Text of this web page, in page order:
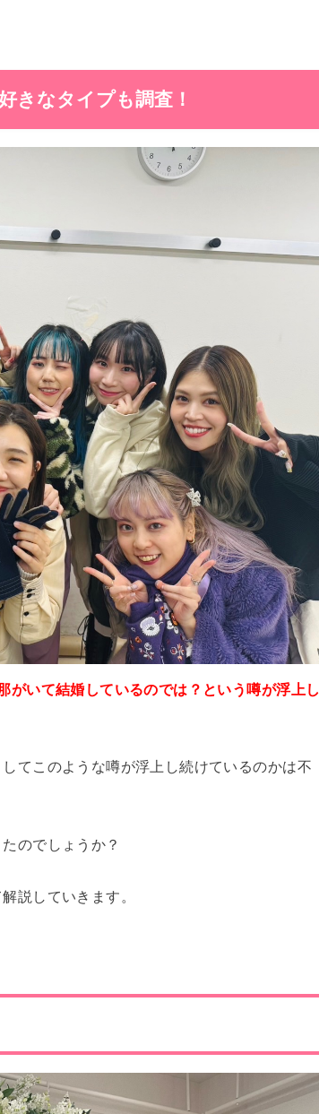
きなタイプも調査！
がいて結婚しているのでは？という噂が浮上し
てこのような噂が浮上し続けているのかは不
のでしょうか？
説していきます。